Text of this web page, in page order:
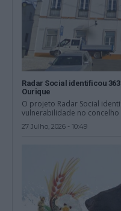
Radar Social identificou
Ourique
O projeto Radar Social
vulnerabilidade no
27 Julho, 2026 - 10:49